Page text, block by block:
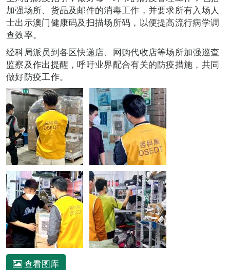
加强场所、货品及邮件的消毒工作，并要求所有入场人
士出示澳门健康码及扫描场所码，以便提高流行病学调
查效率。
经科局派员到各区快递店、网购代收店等场所加强巡查
监察及作出提醒，呼吁业界配合有关的防疫措施，共同
做好防疫工作。
查看图库